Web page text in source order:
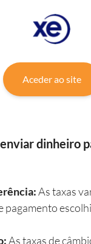
Aceder ao site
dinheiro
As taxas
pagamento
As taxas de